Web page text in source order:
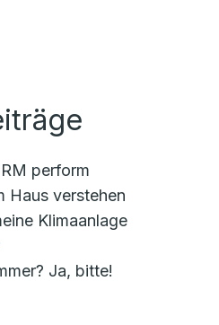
perform
Haus verstehen
Klimaanlage
Ja, bitte!